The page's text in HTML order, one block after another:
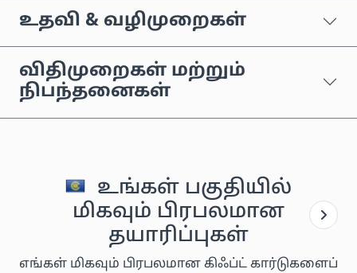
உதவி & வழிமுறைகள்
விதிமுறைகள் மற்றும்
நிபந்தனைகள்
உங்கள் பகுதியில்
மிகவும் பிரபலமான
தயாரிப்புகள்
எங்கள் மிகவும் பிரபலமான கிஃப்ட் கார்டுகளைப்